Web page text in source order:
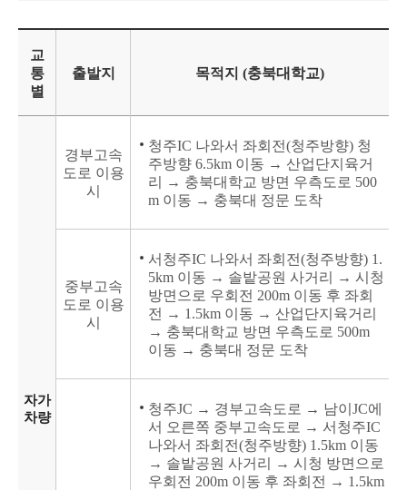
교
통
별
출발지 목적지 (충북대학교)
자가
차량
경부고속
도로 이용
시
청주IC 나와서 좌회전(청주방향) 청
주방향 6.5km 이동 → 산업단지육거
리 → 충북대학교 방면 우측도로 500
m 이동 → 충북대 정문 도착
중부고속
도로 이용
시
서청주IC 나와서 좌회전(청주방향) 1.
5km 이동 → 솔밭공원 사거리 → 시청
방면으로 우회전 200m 이동 후 좌회
전 → 1.5km 이동 → 산업단지육거리
→ 충북대학교 방면 우측도로 500m
이동 → 충북대 정문 도착
청주JC → 경부고속도로 → 남이JC에
서 오른쪽 중부고속도로 → 서청주IC
나와서 좌회전(청주방향) 1.5km 이동
→ 솔밭공원 사거리 → 시청 방면으로
우회전 200m 이동 후 좌회전 → 1.5km